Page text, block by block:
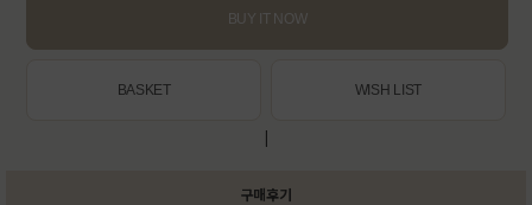
BUY IT NOW
BASKET WISH LIST
|
구매후기